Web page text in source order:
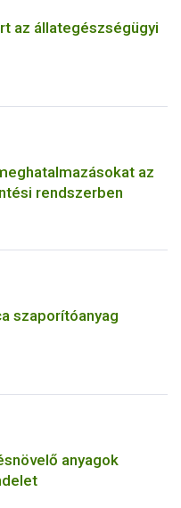
az állategészségügyi
az
rendszerben
szaporítóanyag
anyagok